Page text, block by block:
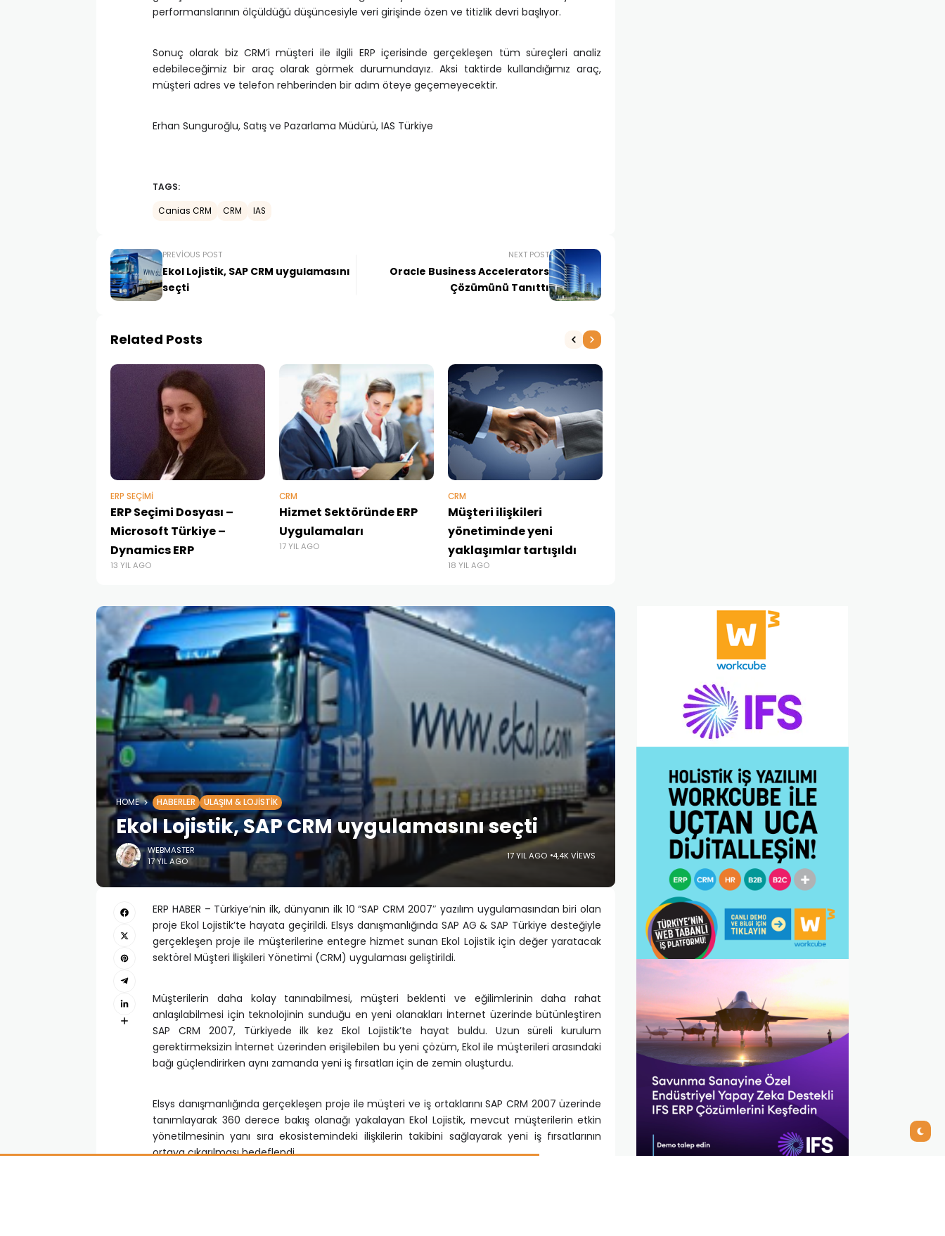
performanslarının ölçüldüğü düşüncesiyle veri girişinde özen ve titizlik devri başlıyor.
Sonuç olarak biz CRM’i müşteri ile ilgili ERP içerisinde gerçekleşen tüm süreçleri analiz
edebileceğimiz bir araç olarak görmek durumundayız. Aksi taktirde kullandığımız araç,
müşteri adres ve telefon rehberinden bir adım öteye geçemeyecektir.
Erhan Sunguroğlu, Satış ve Pazarlama Müdürü, IAS Türkiye
TAGS:
Canias CRM CRM IAS
PREVIOUS POST
Ekol Lojistik, SAP CRM uygulamasını
seçti
NEXT POST
Oracle Business Accelerators
Çözümünü Tanıttı
Related Posts
ERP SEÇIMI
ERP Seçimi Dosyası –
Microsoft Türkiye –
Dynamics ERP
13 YIL AGO
CRM
Hizmet Sektöründe ERP
Uygulamaları
17 YIL AGO
CRM
Müşteri ilişkileri
yönetiminde yeni
yaklaşımlar tartışıldı
18 YIL AGO
HOME HABERLER ULAŞIM & LOJISTIK
Ekol Lojistik, SAP CRM uygulamasını seçti
WEBMASTER
17 YIL AGO
17 YIL AGO 4,4K VIEWS
ERP HABER – Türkiye’nin ilk, dünyanın ilk 10 “SAP CRM 2007″ yazılım uygulamasından biri olan
proje Ekol Lojistik’te hayata geçirildi. Elsys danışmanlığında SAP AG & SAP Türkiye desteğiyle
gerçekleşen proje ile müşterilerine entegre hizmet sunan Ekol Lojistik için değer yaratacak
sektörel Müşteri İlişkileri Yönetimi (CRM) uygulaması geliştirildi.
Müşterilerin daha kolay tanınabilmesi, müşteri beklenti ve eğilimlerinin daha rahat
anlaşılabilmesi için teknolojinin sunduğu en yeni olanakları İnternet üzerinde bütünleştiren
SAP CRM 2007, Türkiyede ilk kez Ekol Lojistik’te hayat buldu. Uzun süreli kurulum
gerektirmeksizin İnternet üzerinden erişilebilen bu yeni çözüm, Ekol ile müşterileri arasındaki
bağı güçlendirirken aynı zamanda yeni iş fırsatları için de zemin oluşturdu.
Elsys danışmanlığında gerçekleşen proje ile müşteri ve iş ortaklarını SAP CRM 2007 üzerinde
tanımlayarak 360 derece bakış olanağı yakalayan Ekol Lojistik, mevcut müşterilerin etkin
yönetilmesinin yanı sıra ekosistemindeki ilişkilerin takibini sağlayarak yeni iş fırsatlarının
ortaya çıkarılması hedeflendi.